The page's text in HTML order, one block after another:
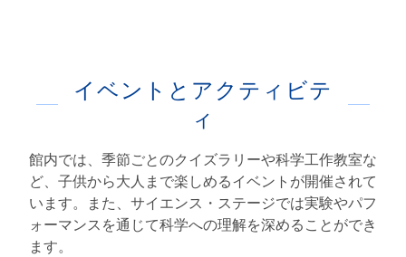
イベントとアクティビテ
ィ
館内では、季節ごとのクイズラリーや科学工作教室な
ど、子供から大人まで楽しめるイベントが開催されて
います。また、サイエンス・ステージでは実験やパフ
ォーマンスを通じて科学への理解を深めることができ
ます。